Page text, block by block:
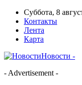
Суббота, 8
Контакты
Лента
Карта
Новости -
- Advertisement -